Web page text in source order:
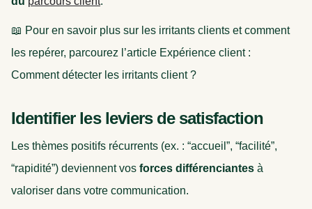
📖 Pour en savoir plus sur les irritants clients et comment
les repérer, parcourez l’article Expérience client :
Comment détecter les irritants client ?
Identifier les leviers de satisfaction
Les thèmes positifs récurrents (ex. : “accueil”, “facilité”,
“rapidité”) deviennent vos forces différenciantes à
valoriser dans votre communication.